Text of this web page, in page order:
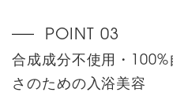
合成成分不使用・
さのための入浴美容